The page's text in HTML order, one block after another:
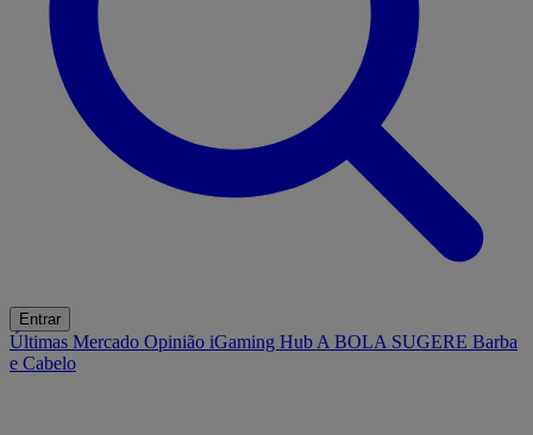
Entrar
Últimas Mercado Opinião iGaming Hub A BOLA SUGERE Barba
e Cabelo